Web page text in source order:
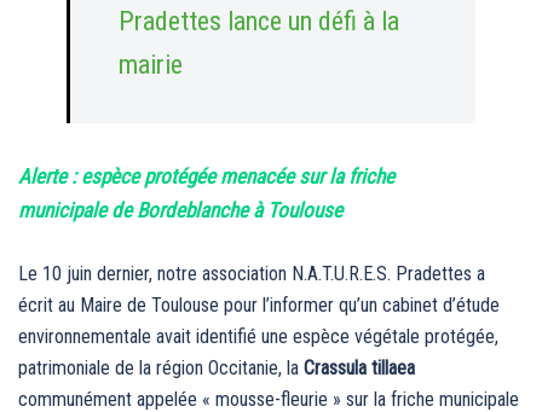
Pradettes lance un défi à la
mairie
Alerte : espèce protégée menacée sur la friche
municipale de Bordeblanche à Toulouse
Le 10 juin dernier, notre association N.A.T.U.R.E.S. Pradettes a
écrit au Maire de Toulouse pour l’informer qu’un cabinet d’étude
environnementale avait identifié une espèce végétale protégée,
patrimoniale de la région Occitanie, la Crassula tillaea
communément appelée « mousse-fleurie » sur la friche municipale